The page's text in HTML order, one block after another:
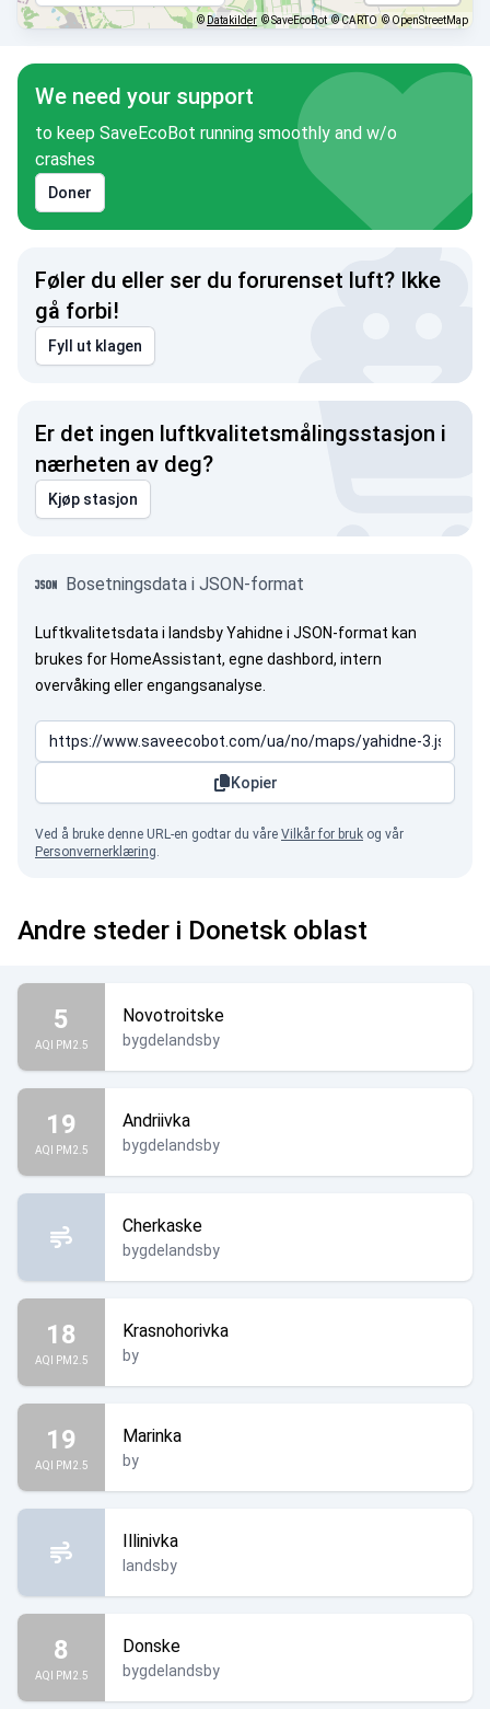
©Datakilder © SaveEcoBot © CARTO © OpenStreetMap
We need your support
to keep SaveEcoBot running smoothly and w/o
crashes
Doner
Føler du eller ser du forurenset luft? Ikke
gå forbi!
Fyll ut klagen
Er det ingen luftkvalitetsmålingsstasjon i
nærheten av deg?
Kjøp stasjon
Bosetningsdata i JSON-format
Luftkvalitetsdata i landsby Yahidne i JSON-format kan
brukes for HomeAssistant, egne dashbord, intern
overvåking eller engangsanalyse.
Kopier
Ved å bruke denne URL-en godtar du våre Vilkår for bruk og vår
Personvernerklæring.
Andre steder i Donetsk oblast
5
AQI PM2.5
Novotroitske
bygdelandsby
19
AQI PM2.5
Andriivka
bygdelandsby
Cherkaske
bygdelandsby
18
AQI PM2.5
Krasnohorivka
by
19
AQI PM2.5
Marinka
by
Illinivka
landsby
8
AQI PM2.5
Donske
bygdelandsby